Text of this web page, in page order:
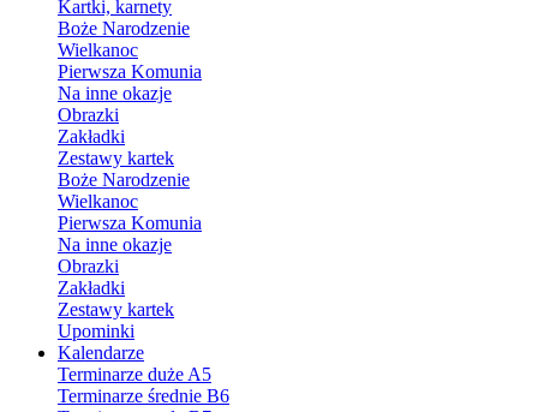
Kartki, karnety
Boże Narodzenie
Wielkanoc
Pierwsza Komunia
Na inne okazje
Obrazki
Zakładki
Zestawy kartek
Boże Narodzenie
Wielkanoc
Pierwsza Komunia
Na inne okazje
Obrazki
Zakładki
Zestawy kartek
Upominki
Kalendarze
Terminarze duże A5
Terminarze średnie B6